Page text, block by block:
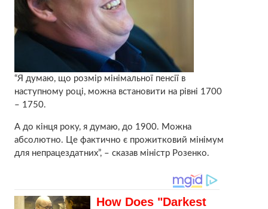
“Я думаю, що розмір мінімальної пенсії в
наступному році, можна встановити на рівні 1700
– 1750.
А до кінця року, я думаю, до 1900. Можна
абсолютно. Це фактично є прожитковий мінімум
для непрацездатних”, – сказав міністр Розенко.